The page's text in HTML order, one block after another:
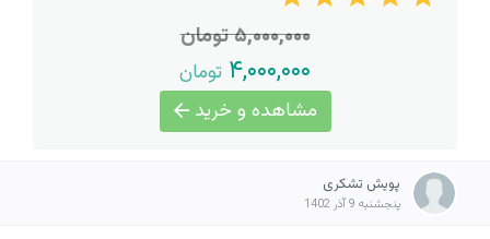
۵,۰۰۰,۰۰۰ تومان
۴,۰۰۰,۰۰۰ تومان
مشاهده و خرید
پویش تشکری
پنجشنبه 9 آذر 1402